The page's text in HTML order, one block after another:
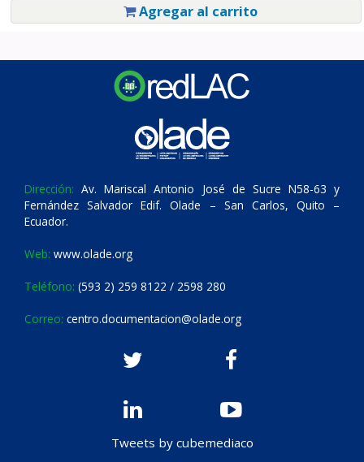
Agregar al carrito
Dirección: Av. Mariscal Antonio José de Sucre N58-63 y
Fernández Salvador Edif. Olade – San Carlos, Quito –
Ecuador.
Web: www.olade.org
Teléfono: (593 2) 259 8122 / 2598 280
Correo: centro.documentacion@olade.org
Tweets by cubemediaco